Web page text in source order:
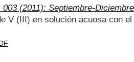
003 (2011): Septiembre-Diciembre
V (III) en solución acuosa con